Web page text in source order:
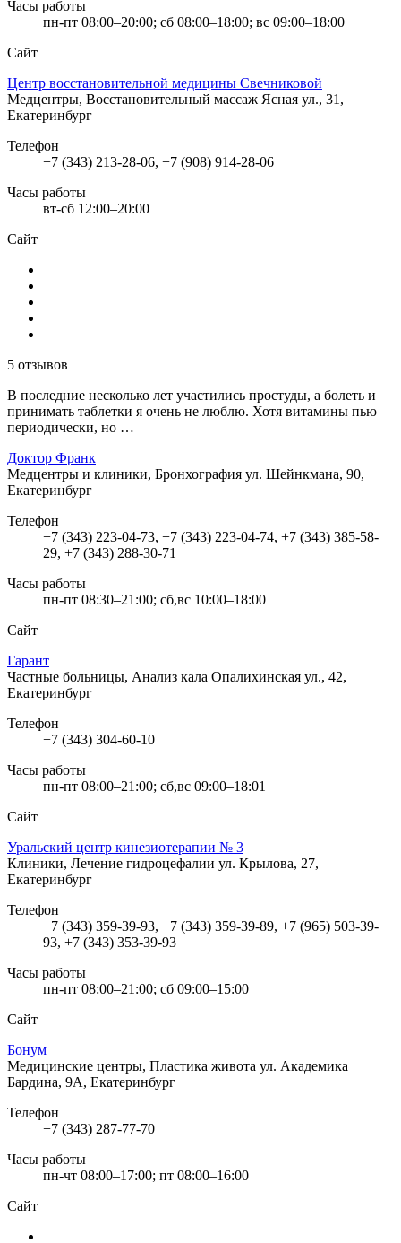
Часы работы
пн-пт 08:00–20:00; сб 08:00–18:00; вс 09:00–18:00
Сайт
Центр восстановительной медицины Свечниковой
Медцентры, Восстановительный массаж Ясная ул., 31,
Екатеринбург
Телефон
+7 (343) 213-28-06, +7 (908) 914-28-06
Часы работы
вт-сб 12:00–20:00
Сайт
5 отзывов
В последние несколько лет участились простуды, а болеть и
принимать таблетки я очень не люблю. Хотя витамины пью
периодически, но …
Доктор Франк
Медцентры и клиники, Бронхография ул. Шейнкмана, 90,
Екатеринбург
Телефон
+7 (343) 223-04-73, +7 (343) 223-04-74, +7 (343) 385-58-
29, +7 (343) 288-30-71
Часы работы
пн-пт 08:30–21:00; сб,вс 10:00–18:00
Сайт
Гарант
Частные больницы, Анализ кала Опалихинская ул., 42,
Екатеринбург
Телефон
+7 (343) 304-60-10
Часы работы
пн-пт 08:00–21:00; сб,вс 09:00–18:01
Сайт
Уральский центр кинезиотерапии № 3
Клиники, Лечение гидроцефалии ул. Крылова, 27,
Екатеринбург
Телефон
+7 (343) 359-39-93, +7 (343) 359-39-89, +7 (965) 503-39-
93, +7 (343) 353-39-93
Часы работы
пн-пт 08:00–21:00; сб 09:00–15:00
Сайт
Бонум
Медицинские центры, Пластика живота ул. Академика
Бардина, 9А, Екатеринбург
Телефон
+7 (343) 287-77-70
Часы работы
пн-чт 08:00–17:00; пт 08:00–16:00
Сайт